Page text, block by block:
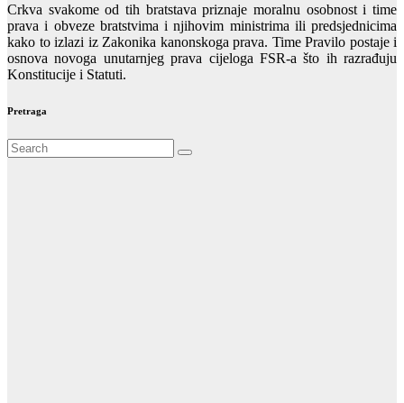
Crkva svakome od tih bratstava priznaje moralnu osobnost i time
prava i obveze bratstvima i njihovim ministrima ili predsjednicima
kako to izlazi iz Zakonika kanonskoga prava. Time Pravilo postaje i
osnova novoga unutarnjeg prava cijeloga FSR-a što ih razrađuju
Konstitucije i Statuti.
Pretraga